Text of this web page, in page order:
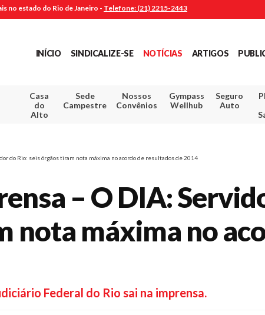
no estado do Rio de Janeiro - Telefone: (21) 2215-2443
INÍCIO SINDICALIZE-SE NOTÍCIAS ARTIGOS
Casa
do
Alto
Sede
Campestre
Nossos
Convênios
Gympass
Wellhub
Seguro
Auto
do Rio: seis órgãos tiram nota máxima no acordo de resultados de 2014
– O DIA:
nota máxima no
Federal do Rio sai na imprensa.